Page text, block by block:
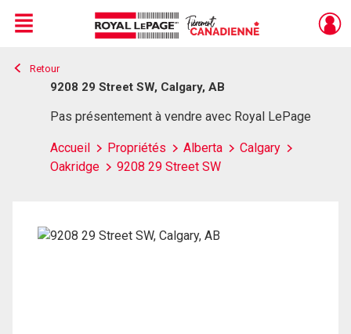
Live
En Direct
Menu
Retour
9208 29 Street SW, Calgary, AB
Pas présentement à vendre avec Royal LePage
Accueil Propriétés Alberta
Calgary
Oakridge
9208 29 Street SW